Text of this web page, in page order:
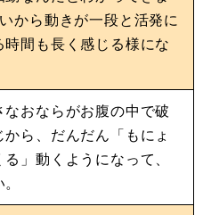
から動きが一段と活発に
間も長く感じる様にな
なおならがお腹の中で破
ら、だんだん「もにょ
」動くようになって、